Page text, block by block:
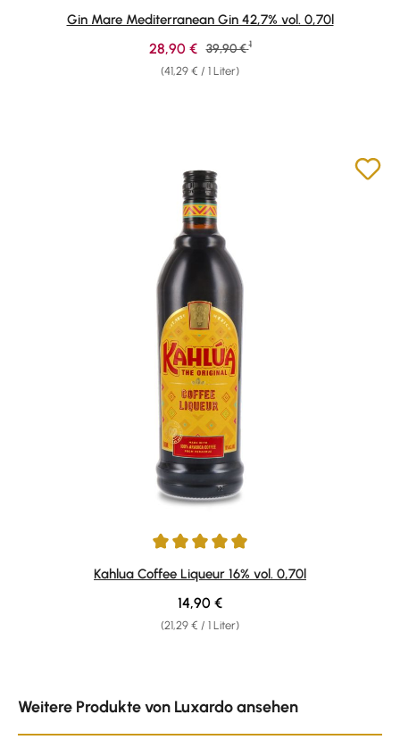
Durchschnittliche Bewertung von 4.91 von 5 Sternen
Gin Mare Mediterranean Gin 42,7% vol. 0,70l
(41,29 € / 1 Liter)
Verkaufspreis:
28,90 € Regulärer Preis:
39,90 € 1
Durchschnittliche Bewertung von 4.94 von 5 Sternen
Kahlua Coffee Liqueur 16% vol. 0,70l
(21,29 € / 1 Liter)
Regulärer Preis:
14,90 €
Weitere Produkte von Luxardo ansehen